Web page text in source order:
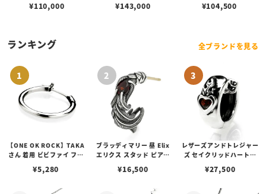
¥110,000 ¥143,000 ¥104,500
ランキング 全ブランドを見る
【ONE OK ROCK】TAKA
さん 着用 ビビファイ フー
¥5,280
ブラッディマリー 昼 Elix
エリクス スタッド ピアス
¥16,500
レザーズアンドトレジャー
ズ セイクリッドハートピ
¥27,500